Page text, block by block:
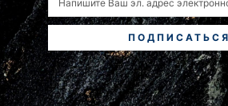
ПОДПИСАТЬСЯ